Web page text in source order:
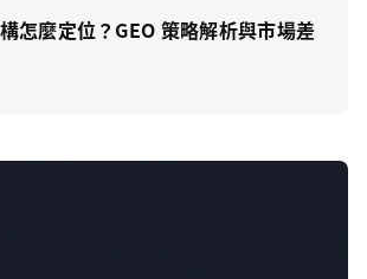
怎麼定位？GEO 策略解析與市場差